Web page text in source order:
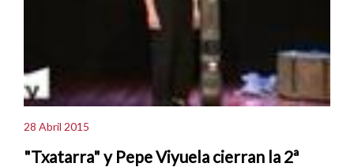
28 Abril 2015
"Txatarra" y Pepe Viyuela cierran la 2ª